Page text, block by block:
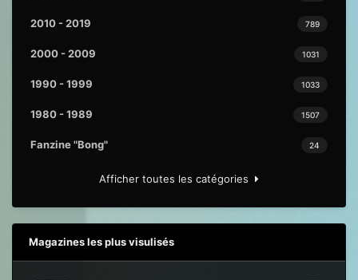
789
2010 - 2019
1031
2000 - 2009
1033
1990 - 1999
1507
1980 - 1989
24
Fanzine "Bong"
Afficher toutes les catégories
Magazines les plus visulisés